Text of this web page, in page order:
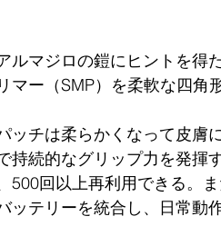
マジロの鎧にヒントを得
マー（SMP）を柔軟な四角
チは柔らかくなって皮膚
持続的なグリップ力を発揮
500回以上再利用できる。
ッテリーを統合し、日常動